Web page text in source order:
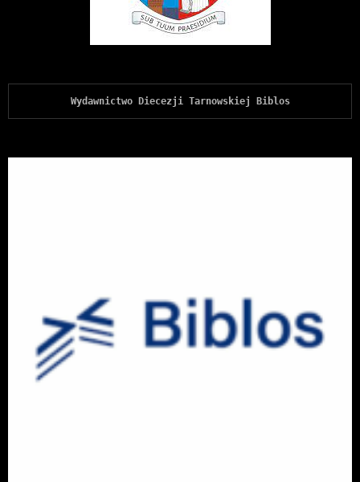
Wydawnictwo Diecezji Tarnowskiej Biblos